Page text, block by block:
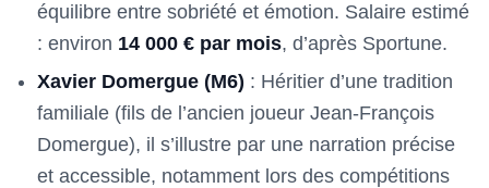
équilibre entre sobriété et émotion. Salaire estimé
: environ 14 000 € par mois, d’après Sportune.
Xavier Domergue (M6) : Héritier d’une tradition
familiale (fils de l’ancien joueur Jean-François
Domergue), il s’illustre par une narration précise
et accessible, notamment lors des compétitions